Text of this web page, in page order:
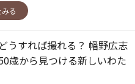
る
うすれば撮れる？ 幡野広志
歳から見つける新しいわた